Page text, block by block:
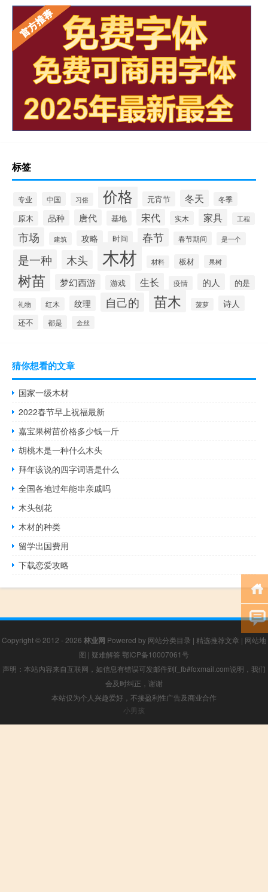
标签
专业 中国 习俗 价格 元宵节 冬天 冬季
原木 品种 唐代 基地 宋代 实木 家具 工程
市场 建筑 攻略 时间 春节 春节期间 是一个
是一种 木头 木材 材料 板材 果树
树苗 梦幻西游 游戏 生长 疫情 的人 的是
礼物 红木 纹理 自己的 苗木 菠萝 诗人
还不 都是 金丝
猜你想看的文章
国家一级木材
2022春节早上祝福最新
嘉宝果树苗价格多少钱一斤
胡桃木是一种什么木头
拜年该说的四字词语是什么
全国各地过年能串亲戚吗
木头刨花
木材的种类
留学出国费用
下载恋爱攻略
Copyright © 2012 - 2026 林业网 Powered by 网站分类目录 | 精选推荐文章 | 网站地
图 | 疑难解答 鄂ICP备10007061号
声明：本站内容来自互联网，如信息有错误可发邮件到f_fb#foxmail.com说明，我们
会及时纠正，谢谢
本站仅为个人兴趣爱好，不接盈利性广告及商业合作
小男孩